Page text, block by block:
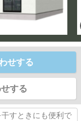
せする
する
すときにも便利で